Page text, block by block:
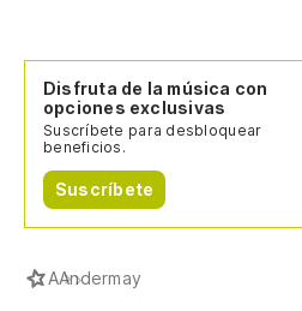
Disfruta de la música con
opciones exclusivas
Suscríbete para desbloquear
beneficios.
Suscríbete
AAndermay